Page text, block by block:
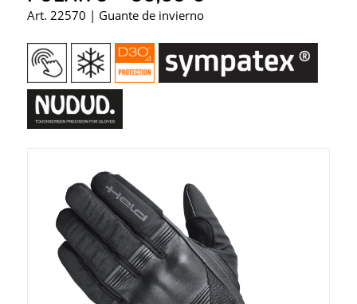
Art. 22570 | Guante de invierno